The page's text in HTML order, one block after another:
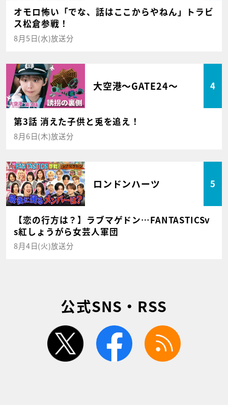
オモロ怖い「でな、話はここからやねん」トラビ
ス松倉参戦！
8月5日(水)放送分
大空港～GATE24～ 4
第3話 消えた子供と兎を追え！
8月6日(木)放送分
ロンドンハーツ 5
【恋の行方は？】ラブマゲドン…FANTASTICSv
s紅しょうがら女芸人軍団
8月4日(火)放送分
公式SNS・RSS
twitter facebook